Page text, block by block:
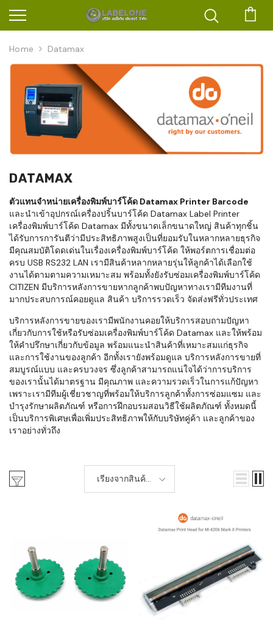
Home Datamax
DATAMAX
ตัวแทนจำหน่ายเครื่องพิมพ์บาร์โค้ด Datamax Printer Barcode
และนำเข้าอุปกรณ์เครื่องปริ้นบาร์โค้ด Datamax Label Printer
เครื่องพิมพ์บาร์โค้ด Datamax มีทั้งขนาดเล็กขนาดใหญ่ สินค้าทุกชิ้น
ได้รับการการันตีว่ามีประสิทธิภาพสูงเป็นที่ยอมรับในหลากหลายธุรกิจ
มีคุณสมบัติโดดเด่นในเรื่องเครื่องพิมพ์บาร์โค้ด ให้พอร์ตการเชื่อมต่อ
ครบ USB RS232 LAN เรามีสินค้าหลากหลายรุ่นให้ลูกค้าได้เลือกใช้
งานได้ตามตามความเหมาะสม พร้อมทั้งยังรับซ่อมเครื่องพิมพ์บาร์โค้ด
CITIZEN มีบริการหลังการขายหากลูกค้าพบปัญหาทางเรามีทีมงานที่
มากประสบการณ์คอยดูแล สินค้า บริการรวดเร็ว จัดส่งฟรีทั่วประเทศ
บริการหลังการขายของเรามีพนักงานคอยให้บริการสอบถามปัญหา
เกี่ยวกับการใช้หรือรับซ่อมเครื่องพิมพ์บาร์โค้ด Datamax และให้พร้อม
ให้คำปรึกษาเกี่ยวกับข้อมูล พร้อมแนะนำสินค้าที่เหมาะสมแก่ธุรกิจ
และการใช้งานของลูกค้า อีกทั้งเรายังพร้อมดูแล บริการหลังการขายที่
สมบูรณ์แบบ และครบวงจร ซึ่งลูกค้าสามารถแน่ใจได้ว่าการบริการ
ของเรานั้นได้มาตรฐาน มีคุณภาพ และความรวดเร็วในการแก้ปัญหา
เพราะเรามีทีมผู้เชี่ยวชาญที่พร้อมให้บริการลูกค้าทั้งการซ่อมแซม และ
บำรุงรักษาผลิตภัณฑ์ หรือการฝึกอบรมสอนวิธีใช้ผลิตภัณฑ์ ทั้งหมดนี้
เป็นบริการพิเศษเพื่อเพิ่มประสิทธิภาพให้กับบริษัทคู่ค้า และลูกค้าของ
เราอย่างทั่วถึง
เรียงจากสินค้า
ใหม่-เก่า